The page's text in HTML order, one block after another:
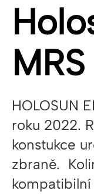
HOLOSUN
roku 2022.
konstukce
zbraně.